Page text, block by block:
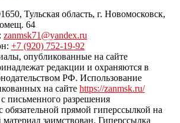
Тульская область, г. Новомосковск,
64
zanmsk71@yandex.ru
+7 (920) 752-19-92
опубликованные на сайте
редакции и охраняются в
РФ. Использование
на сайте https://zanmsk.ru/
с письменного разрешения
обязательной прямой гиперссылкой на
материал заимствован. Гиперссылка